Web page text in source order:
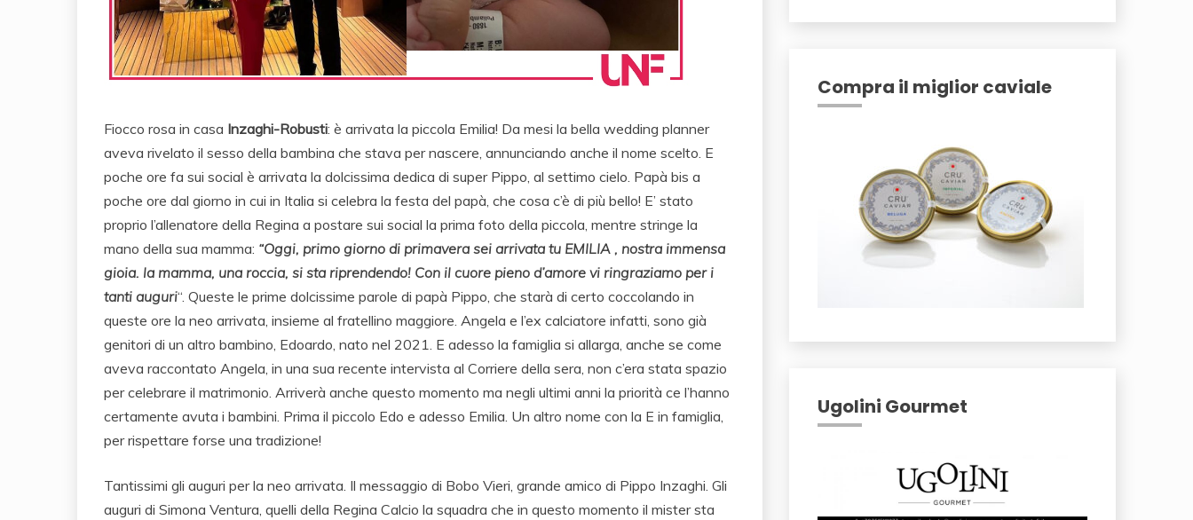
Fiocco rosa in casa Inzaghi-Robusti: è arrivata la piccola Emilia! Da mesi la bella wedding planner
aveva rivelato il sesso della bambina che stava per nascere, annunciando anche il nome scelto. E
poche ore fa sui social è arrivata la dolcissima dedica di super Pippo, al settimo cielo. Papà bis a
poche ore dal giorno in cui in Italia si celebra la festa del papà, che cosa c’è di più bello! E’ stato
proprio l’allenatore della Regina a postare sui social la prima foto della piccola, mentre stringe la
mano della sua mamma: “Oggi, primo giorno di primavera sei arrivata tu EMILIA , nostra immensa
gioia. la mamma, una roccia, si sta riprendendo! Con il cuore pieno d’amore vi ringraziamo per i
tanti auguri“. Queste le prime dolcissime parole di papà Pippo, che starà di certo coccolando in
queste ore la neo arrivata, insieme al fratellino maggiore. Angela e l’ex calciatore infatti, sono già
genitori di un altro bambino, Edoardo, nato nel 2021. E adesso la famiglia si allarga, anche se come
aveva raccontato Angela, in una sua recente intervista al Corriere della sera, non c’era stata spazio
per celebrare il matrimonio. Arriverà anche questo momento ma negli ultimi anni la priorità ce l’hanno
certamente avuta i bambini. Prima il piccolo Edo e adesso Emilia. Un altro nome con la E in famiglia,
per rispettare forse una tradizione!
Tantissimi gli auguri per la neo arrivata. Il messaggio di Bobo Vieri, grande amico di Pippo Inzaghi. Gli
auguri di Simona Ventura, quelli della Regina Calcio la squadra che in questo momento il mister sta
Compra il miglior caviale
Ugolini Gourmet